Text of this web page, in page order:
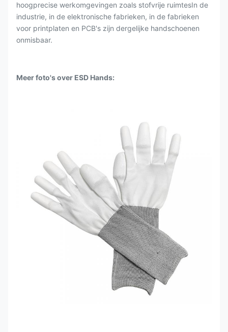
hoogprecise werkomgevingen zoals stofvrije ruimtesIn de
industrie, in de elektronische fabrieken, in de fabrieken
voor printplaten en PCB's zijn dergelijke handschoenen
onmisbaar.
Meer foto's over ESD Hands: